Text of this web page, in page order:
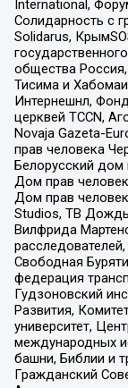
International,
Солидарность с
Solidarus,
общества
Тисима и
Интернешнл,
церквей TCCN,
Novaja Gazeta-
прав человека
Белорусский дом
Дом прав
Дом прав
Studios, ТВ
Вилфрида
Свободная
федерация
Гудзоновский
Развития,
университет,
международных
башни, Библии и
Гражданский